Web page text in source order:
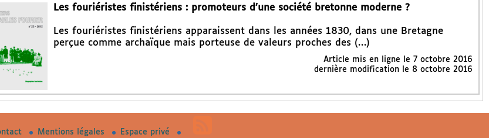
Les fouriéristes finistériens : promoteurs d’une société bretonne moderne ?
Les fouriéristes finistériens apparaissent dans les années 1830, dans une Bretagne
perçue comme archaïque mais porteuse de valeurs proches des (…)
Article mis en ligne le 7 octobre 2016
dernière modification le 8 octobre 2016
Mentions légales Espace privé